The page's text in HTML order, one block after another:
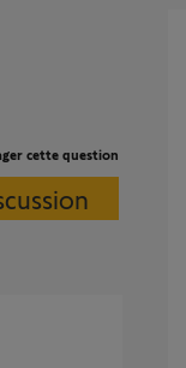
cette question